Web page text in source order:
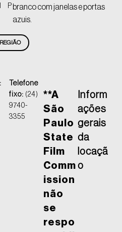
P branco com janelas e portas
azuis.
Telefone
fixo: (24)
9740-
3355
**A
São
Paulo
State
Film
Comm
ission
não
se
respo
Inform
ações
gerais
da
locaçã
o